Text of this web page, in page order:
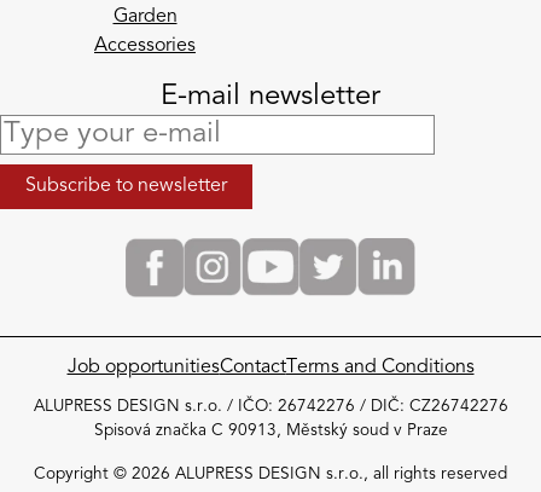
Garden
Accessories
E-mail newsletter
Job opportunitiesContactTerms and Conditions
ALUPRESS DESIGN s.r.o. / IČO: 26742276 / DIČ: CZ26742276
Spisová značka C 90913, Městský soud v Praze
Copyright © 2026 ALUPRESS DESIGN s.r.o., all rights reserved